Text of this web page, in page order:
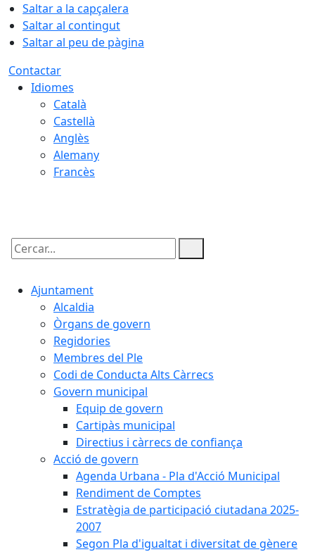
Saltar a la capçalera
Saltar al contingut
Saltar al peu de pàgina
Contactar
Idiomes
Català
Castellà
Anglès
Alemany
Francès
Cercar:
Ajuntament
Alcaldia
Òrgans de govern
Regidories
Membres del Ple
Codi de Conducta Alts Càrrecs
Govern municipal
Equip de govern
Cartipàs municipal
Directius i càrrecs de confiança
Acció de govern
Agenda Urbana - Pla d'Acció Municipal
Rendiment de Comptes
Estratègia de participació ciutadana 2025-
2007
Segon Pla d'igualtat i diversitat de gènere